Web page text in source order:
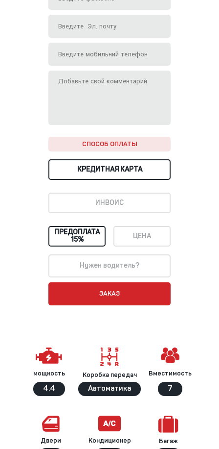
СПОСОБ ОПЛАТЫ
КРЕДИТНАЯ КАРТА
ИНВОИС
ПРЕДОПЛАТА
15%
ЦЕНА
Нужен водитель?
ЗАКАЗ
мощность
4.4
Коробка передач
Автоматика
Вместимость
7
Двери Кондиционер Багаж